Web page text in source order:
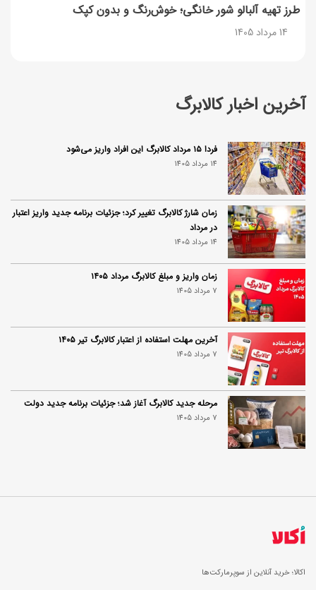
آخرین اخبار کالابرگ
فردا ۱۵ مرداد کالابرگ این افراد واریز می‌شود
14 مرداد 1405
زمان شارژ کالابرگ تغییر کرد؛ جزئیات برنامه جدید واریز اعتبار
در مرداد
14 مرداد 1405
زمان واریز و مبلغ کالابرگ مرداد ۱۴۰۵
7 مرداد 1405
آخرین مهلت استفاده از اعتبار کالابرگ تیر ۱۴۰۵
7 مرداد 1405
مرحله جدید کالابرگ آغاز شد؛ جزئیات برنامه جدید دولت
7 مرداد 1405
طرز تهیه آلبالو شور خانگی؛ خوش‌رنگ و بدون کپک
14 مرداد 1405
اکالا؛ خرید آنلاین از سوپرمارکت‌ها